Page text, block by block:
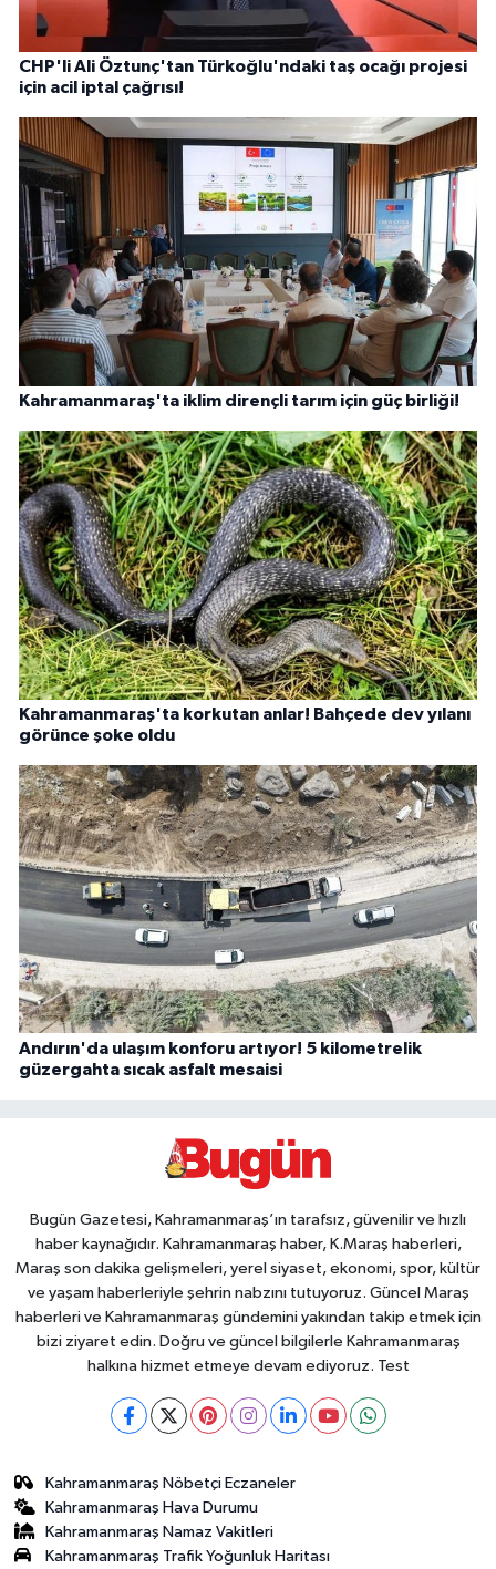
CHP'li Ali Öztunç'tan Türkoğlu'ndaki taş ocağı projesi
için acil iptal çağrısı!
Kahramanmaraş'ta iklim dirençli tarım için güç birliği!
Kahramanmaraş'ta korkutan anlar! Bahçede dev yılanı
görünce şoke oldu
Andırın'da ulaşım konforu artıyor! 5 kilometrelik
güzergahta sıcak asfalt mesaisi
Bugün Gazetesi, Kahramanmaraş’ın tarafsız, güvenilir ve hızlı
haber kaynağıdır. Kahramanmaraş haber, K.Maraş haberleri,
Maraş son dakika gelişmeleri, yerel siyaset, ekonomi, spor, kültür
ve yaşam haberleriyle şehrin nabzını tutuyoruz. Güncel Maraş
haberleri ve Kahramanmaraş gündemini yakından takip etmek için
bizi ziyaret edin. Doğru ve güncel bilgilerle Kahramanmaraş
halkına hizmet etmeye devam ediyoruz. Test
Kahramanmaraş Nöbetçi Eczaneler
Kahramanmaraş Hava Durumu
Kahramanmaraş Namaz Vakitleri
Kahramanmaraş Trafik Yoğunluk Haritası